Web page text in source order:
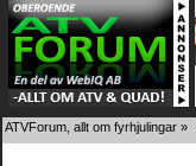
ATVForum, allt om fyrhjulingar »